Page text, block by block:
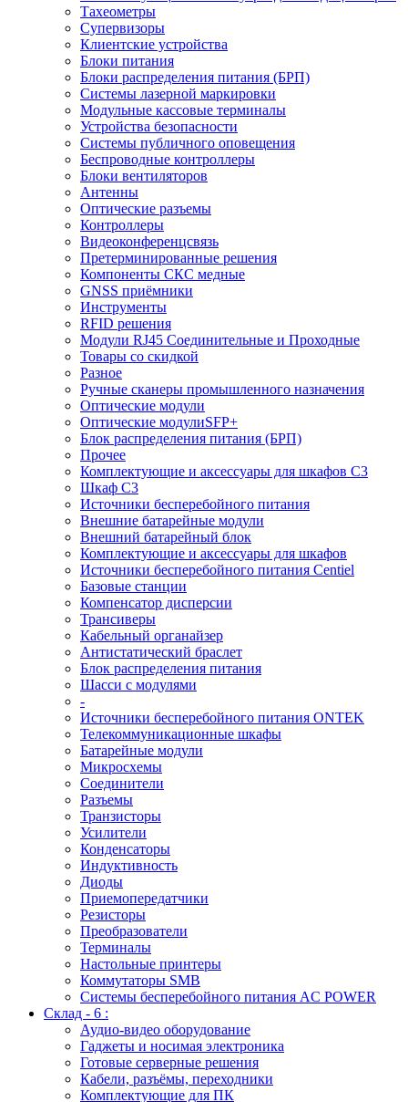
Тахеометры
Супервизоры
Клиентские устройства
Блоки питания
Блоки распределения питания (БРП)
Системы лазерной маркировки
Модульные кассовые терминалы
Устройства безопасности
Системы публичного оповещения
Беспроводные контроллеры
Блоки вентиляторов
Антенны
Оптические разъемы
Контроллеры
Видеоконференцсвязь
Претерминированные решения
Компоненты СКС медные
GNSS приёмники
Инструменты
RFID решения
Модули RJ45 Соединительные и Проходные
Товары со скидкой
Разное
Ручные сканеры промышленного назначения
Оптические модули
Оптические модулиSFP+
Блок распределения питания (БРП)
Прочее
Комплектующие и аксессуары для шкафов C3
Шкаф C3
Источники бесперебойного питания
Внешние батарейные модули
Внешний батарейный блок
Комплектующие и аксессуары для шкафов
Источники бесперебойного питания Centiel
Базовые станции
Компенсатор дисперсии
Трансиверы
Кабельный органайзер
Антистатический браслет
Блок распределения питания
Шасси с модулями
-
Источники бесперебойного питания ONTEK
Телекоммуникационные шкафы
Батарейные модули
Микросхемы
Соединители
Разъемы
Транзисторы
Усилители
Конденсаторы
Индуктивность
Диоды
Приемопередатчики
Резисторы
Преобразователи
Терминалы
Настольные принтеры
Коммутаторы SMB
Системы бесперебойного питания AC POWER
Склад - 6 :
Аудио-видео оборудование
Гаджеты и носимая электроника
Готовые серверные решения
Кабели, разъёмы, переходники
Комплектующие для ПК